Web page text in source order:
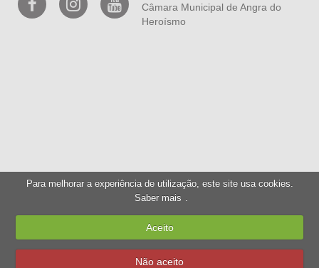
Câmara Municipal de Angra do
Heroísmo
Para melhorar a experiência de utilização, este site usa cookies.
Saber mais .
Aceito
Não aceito